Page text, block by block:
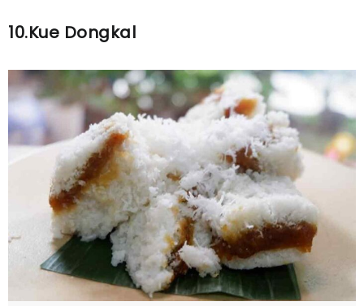
10.Kue Dongkal